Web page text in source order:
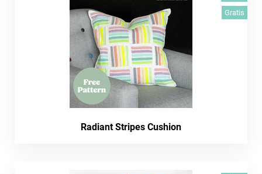
Gratis
Radiant Stripes Cushion